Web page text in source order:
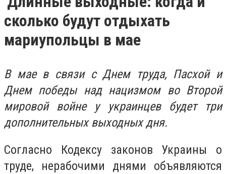
сколько будут отдыхать
мариупольцы в мае
В мае в связи с Днем труда, Пасхой и
Днем победы над нацизмом во Второй
мировой войне у украинцев будет три
дополнительных выходных дня.
Согласно Кодексу законов Украины о
труде, нерабочими днями объявляются